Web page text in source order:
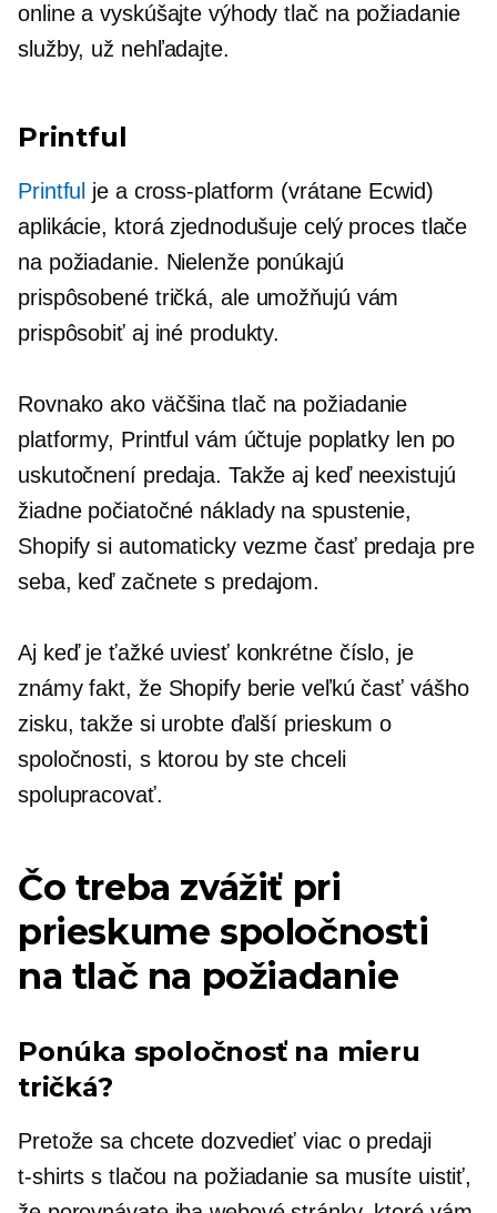
online a vyskúšajte výhodytlač na požiadanie
služby, už nehľadajte.
Printful
Printful je a cross-platform (vrátane Ecwid)
aplikácie, ktorá zjednodušuje celý proces tlače
na požiadanie. Nielenže ponúkajú
prispôsobené tričká, ale umožňujú vám
prispôsobiť aj iné produkty.
Rovnako ako väčšina tlač na požiadanie
platformy, Printful vám účtuje poplatky len po
uskutočnení predaja. Takže aj keď neexistujú
žiadne počiatočné náklady na spustenie,
Shopify si automaticky vezme časť predaja pre
seba, keď začnete s predajom.
Aj keď je ťažké uviesť konkrétne číslo, je
známy fakt, že Shopify berie veľkú časť vášho
zisku, takže si urobte ďalší prieskum o
spoločnosti, s ktorou by ste chceli
spolupracovať.
Čo treba zvážiť pri
prieskume spoločnosti
na tlač na požiadanie
Ponúka spoločnosť na mieru
tričká?
Pretože sa chcete dozvedieť viac o predaji
t-shirts s tlačou na požiadanie sa musíte uistiť,